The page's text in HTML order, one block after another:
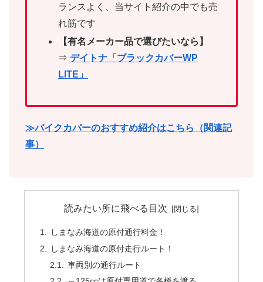
ランスよく、当サイト紹介の中でも売
れ筋です
【有名メーカー品で選びたいなら】
⇒ デイトナ「ブラックカバーWP
LITE」
≫バイクカバーのおすすめ紹介はこちら（関連記
事）
読みたい所に飛べる目次
しまなみ海道の原付通行料金！
しまなみ海道の原付走行ルート！
車両別の通行ルート